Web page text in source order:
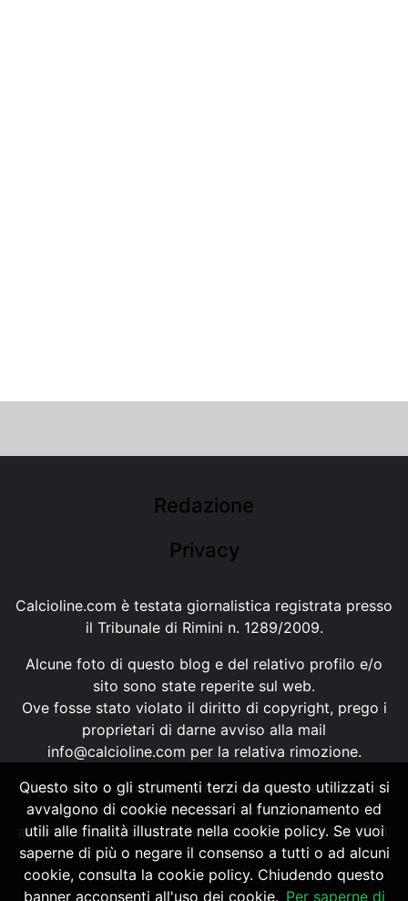
Redazione
Privacy
Calcioline.com è testata giornalistica registrata presso
il Tribunale di Rimini n. 1289/2009.
Alcune foto di questo blog e del relativo profilo e/o
sito sono state reperite sul web.
Ove fosse stato violato il diritto di copyright, prego i
proprietari di darne avviso alla mail
info@calcioline.com per la relativa rimozione.
Ogni testo e foto di proprietà di Calcioline.com non
possono essere copiati o riprodotti, senza
autorizzazione, ai sensi della normativa n.29 del 2001.
Questo sito o gli strumenti terzi da questo utilizzati si
avvalgono di cookie necessari al funzionamento ed
utili alle finalità illustrate nella cookie policy. Se vuoi
saperne di più o negare il consenso a tutti o ad alcuni
cookie, consulta la cookie policy. Chiudendo questo
banner acconsenti all'uso dei cookie. Per saperne di